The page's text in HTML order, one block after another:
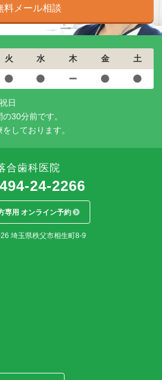
料メール相談
火 水 木 金 土
日
30分前です。
しております。
合歯科医院
24-2266
専用 オンライン予約
埼玉県秩父市相生町8-9